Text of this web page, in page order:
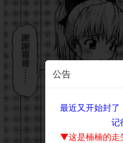
公告
最近又开始封了
记
▼这是楠楠的走